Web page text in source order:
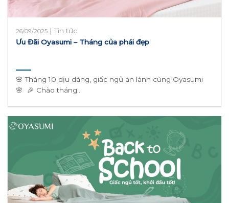
26/09/2025 |Tin tức
Ưu Đãi Oyasumi – Tháng của phái đẹp
🌸 Tháng 10 dịu dàng, giấc ngủ an lành cùng Oyasumi
🌸 🎉 Chào tháng...